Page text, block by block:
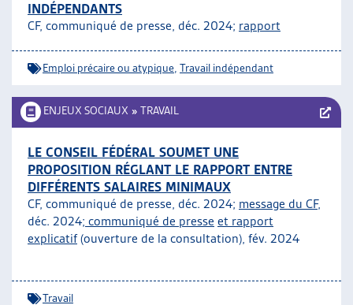
INDÉPENDANTS
CF, communiqué de presse, déc. 2024; rapport
Emploi précaire ou atypique Travail indépendant
ENJEUX SOCIAUX » TRAVAIL
LE CONSEIL FÉDÉRAL SOUMET UNE
PROPOSITION RÉGLANT LE RAPPORT ENTRE
DIFFÉRENTS SALAIRES MINIMAUX
CF, communiqué de presse, déc. 2024; message du CF,
déc. 2024; communiqué de presse et rapport
explicatif(ouverture de la consultation), fév. 2024
Travail